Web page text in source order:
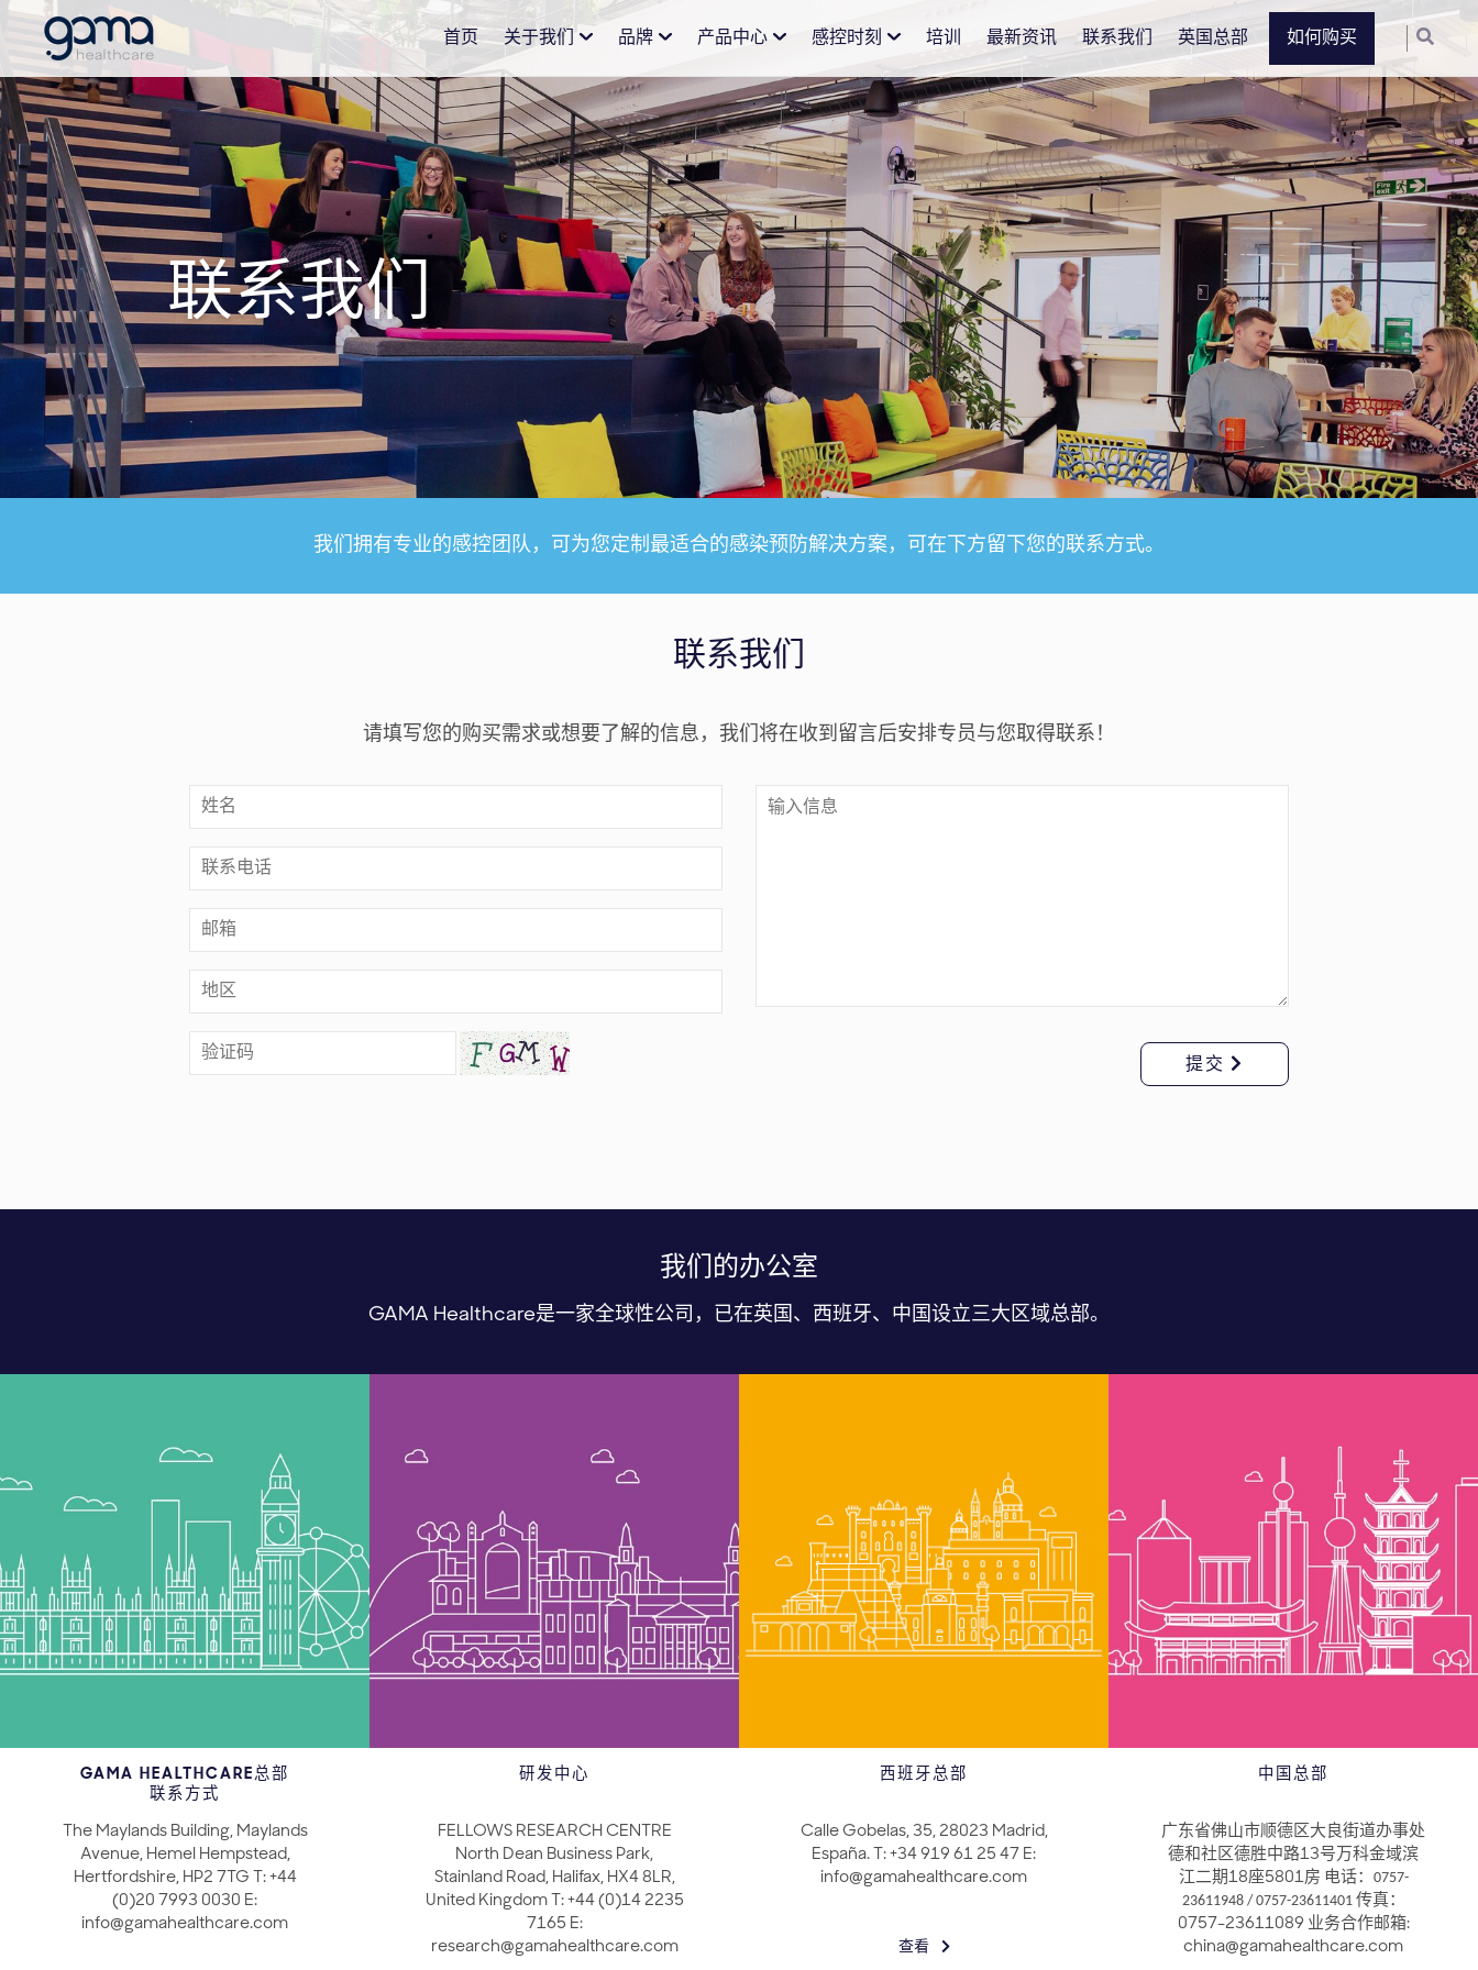
首页 关于我们 品牌 产品中心 感控时刻 培训 最新资讯 联系我们 英国总部 如何购买
联系我们
我们拥有专业的感控团队，可为您定制最适合的感染预防解决方案，可在下方留下您的联系方式。
联系我们
请填写您的购买需求或想要了解的信息，我们将在收到留言后安排专员与您取得联系！
提交
我们的办公室
GAMA Healthcare是一家全球性公司，已在英国、西班牙、中国设立三大区域总部。
GAMA HEALTHCARE总部
联系方式
The Maylands Building, Maylands
Avenue, Hemel Hempstead,
Hertfordshire, HP2 7TG T: +44
(0)20 7993 0030 E:
info@gamahealthcare.com
研发中心
FELLOWS RESEARCH CENTRE
North Dean Business Park,
Stainland Road, Halifax, HX4 8LR,
United Kingdom T: +44 (0)14 2235
7165 E:
research@gamahealthcare.com
西班牙总部
Calle Gobelas, 35, 28023 Madrid,
España. T: +34 919 61 25 47 E:
info@gamahealthcare.com
查看
中国总部
广东省佛山市顺德区大良街道办事处
德和社区德胜中路13号万科金域滨
江二期18座5801房 电话： 0757-
23611948 / 0757-23611401传真：
0757-23611089 业务合作邮箱:
china@gamahealthcare.com